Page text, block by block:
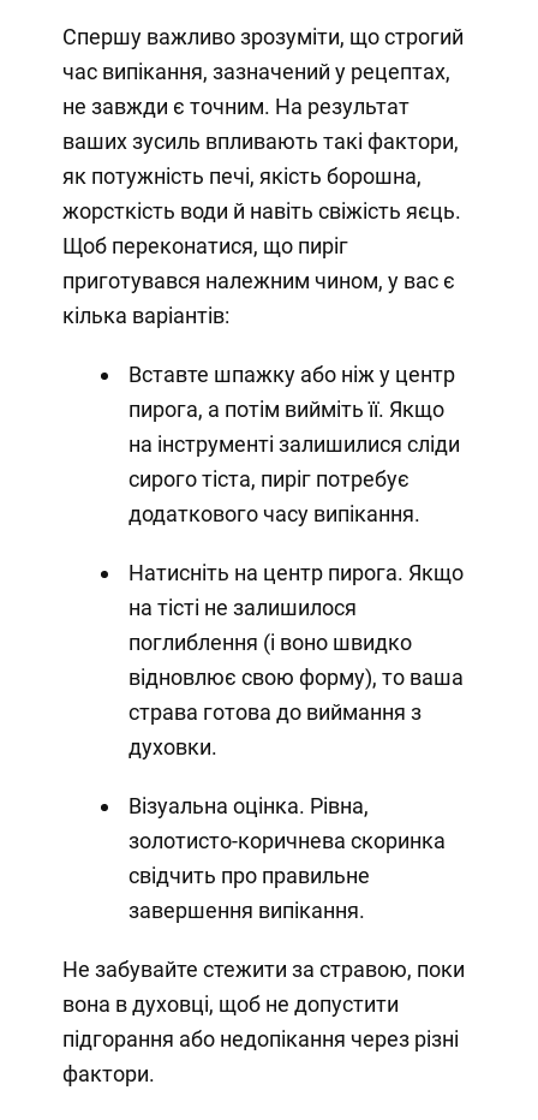
Спершу важливо зрозуміти, що строгий
час випікання, зазначений у рецептах,
не завжди є точним. На результат
ваших зусиль впливають такі фактори,
як потужність печі, якість борошна,
жорсткість води й навіть свіжість яєць.
Щоб переконатися, що пиріг
приготувався належним чином, у вас є
кілька варіантів:
Вставте шпажку або ніж у центр
пирога, а потім вийміть її. Якщо
на інструменті залишилися сліди
сирого тіста, пиріг потребує
додаткового часу випікання.
Натисніть на центр пирога. Якщо
на тісті не залишилося
поглиблення (і воно швидко
відновлює свою форму), то ваша
страва готова до виймання з
духовки.
Візуальна оцінка. Рівна,
золотисто-коричнева скоринка
свідчить про правильне
завершення випікання.
Не забувайте стежити за стравою, поки
вона в духовці, щоб не допустити
підгорання або недопікання через різні
фактори.